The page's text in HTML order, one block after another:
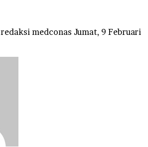
redaksi medconas Jumat, 9 Februari